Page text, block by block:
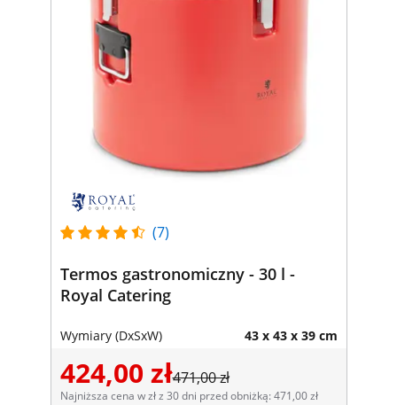
(7)
Termos gastronomiczny - 30 l -
Royal Catering
Wymiary (DxSxW) 43 x 43 x 39 cm
424,00 zł471,00 zł
Najniższa cena w zł z 30 dni przed obniżką: 471,00 zł